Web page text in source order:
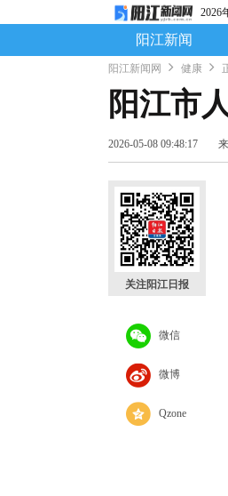
2026
阳江新闻
阳江新闻网 健康
阳江市
2026-05-08 09:48:17
关注阳江日报
微信
微博
Qzone